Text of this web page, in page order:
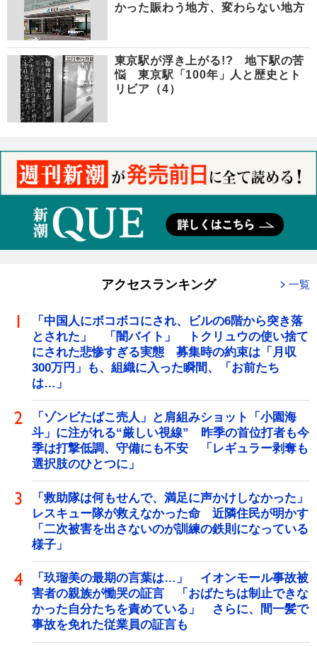
かった賑わう地方、変わらない地方
東京駅が浮き上がる!? 地下駅の苦
悩 東京駅「100年」人と歴史とト
リビア（4）
アクセスランキング 一覧
「中国人にボコボコにされ、ビルの6階から突き落
とされた」 「闇バイト」 トクリュウの使い捨て
にされた悲惨すぎる実態 募集時の約束は「月収
300万円」も、組織に入った瞬間、「お前たち
は…」
「ゾンビたばこ売人」と肩組みショット「小園海
斗」に注がれる“厳しい視線” 昨季の首位打者も今
季は打撃低調、守備にも不安 「レギュラー剥奪も
選択肢のひとつに」
「救助隊は何もせんで、満足に声かけしなかった」
レスキュー隊が救えなかった命 近隣住民が明かす
「二次被害を出さないのが訓練の鉄則になっている
様子」
「玖瑠美の最期の言葉は…」 イオンモール事故被
害者の親族が慟哭の証言 「おばたちは制止できな
かった自分たちを責めている」 さらに、間一髪で
事故を免れた従業員の証言も